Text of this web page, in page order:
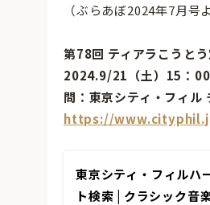
（ぶらあぼ2024年7月号
第78回 ティアラこうと
2024.9/21（土）15：00
問：東京シティ・フィ
https://
東京シティ・フィルハ
ト検索 | クラシック音